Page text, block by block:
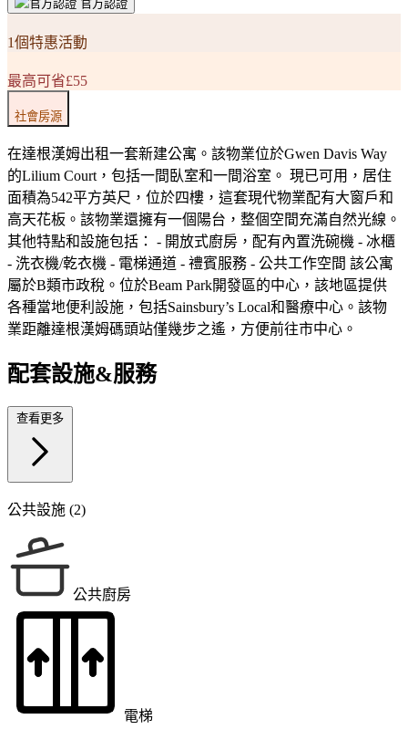
官方認證
1個特惠活動
最高可省£55
社會房源
在達根漢姆出租一套新建公寓。該物業位於Gwen Davis Way
的Lilium Court，包括一間臥室和一間浴室。 現已可用，居住
面積為542平方英尺，位於四樓，這套現代物業配有大窗戶和
高天花板。該物業還擁有一個陽台，整個空間充滿自然光線。
其他特點和設施包括： - 開放式廚房，配有內置洗碗機 - 冰櫃
- 洗衣機/乾衣機 - 電梯通道 - 禮賓服務 - 公共工作空間 該公寓
屬於B類市政稅。位於Beam Park開發區的中心，該地區提供
各種當地便利設施，包括Sainsbury’s Local和醫療中心。該物
業距離達根漢姆碼頭站僅幾步之遙，方便前往市中心。
配套設施&服務
公共設施 (2)
公共廚房
電梯